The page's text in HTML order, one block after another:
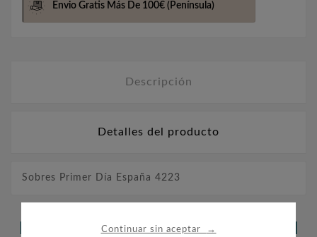
Continuar sin aceptar →
Envio Gratis Más De 100€ (Península)
Descripción
Detalles del producto
Sobres Primer Día España 4223
LOS CLIENTES QUE ADQUIRIERON